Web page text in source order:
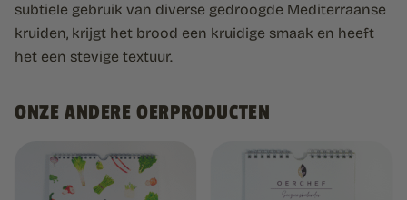
subtiele gebruik van diverse gedroogde Mediterraanse
kruiden, krijgt het brood een kruidige smaak en heeft
het een stevige textuur.
ONZE ANDERE OERPRODUCTEN